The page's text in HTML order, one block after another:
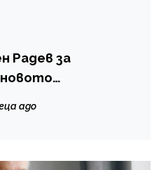
Радев за
ago